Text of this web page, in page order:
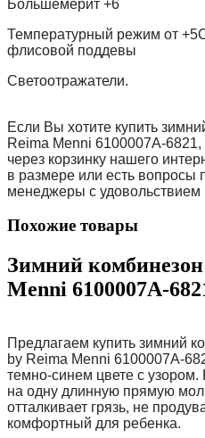
Большемерит +6
Температурный режим от
флисовой поддевы
Светоотражатели.
Если Вы хотите купить
Reima Menni 6100007A-
через корзинку нашего
в размере или есть вопросы
менеджеры с удовольствием
Похожие товары
Зимний
Menni 6100007A-
Предлагаем купить зимний
by Reima Menni 6100007A-
темно-синем цвете с узором.
на одну длинную прямую
отталкивает грязь, не
комфортный для ребенка.